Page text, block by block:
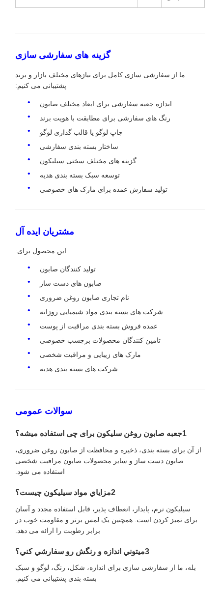
گزینه های سفارشی سازی
ما از سفارشی سازی کامل برای نیازهای مختلف بازار و برند
پشتیبانی می کنیم:
اندازه جعبه سفارشی برای ابعاد مختلف صابون
رنگ های سفارشی برای مطابقت با هویت برند
چاپ لوگو یا قالب گذاری لوگو
ساختار بسته بندی سفارشی
گزینه های مختلف سختی سیلیکون
توسعه سبک بسته بندی هدیه
تولید سفارش عمده برای مارک های خصوصی
مشتریان ایده آل
این محصول برای:
تولید کنندگان صابون
صابون های دست ساز
نام تجاری صابون روغن ضروری
شرکت های بسته بندی مواد شیمیایی روزانه
عمده فروش بسته بندی مراقبت از پوست
تامین کنندگان محصولات برچسب خصوصی
مارک های زیبایی و مراقبت شخصی
شرکت های بسته بندی هدیه
سوالات عمومی
1جعبه صابون روغن سلیکون برای چی استفاده میشه؟
از آن برای بسته بندی، ذخیره و محافظت از صابون روغن ضروری،
صابون دست ساز و سایر محصولات صابون مراقبت شخصی
استفاده می شود.
2مزاياي مواد سيليكون چيست؟
سیلیکون نرم، پایدار، انعطاف پذیر، قابل استفاده مجدد و آسان
برای تمیز کردن است. همچنین یک لمس برتر و مقاومت خوب در
برابر رطوبت را ارائه می دهد.
3ميتوني اندازه و رنگش رو سفارشي کني؟
بله، ما از سفارشی سازی برای اندازه، شکل، رنگ، لوگو و سبک
بسته بندی پشتیبانی می کنیم.